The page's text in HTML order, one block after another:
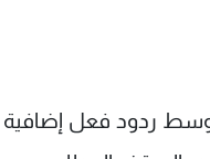
وسط ردود فعل إضافية